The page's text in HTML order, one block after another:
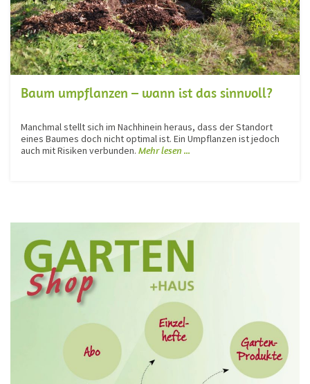
Baum umpflanzen – wann ist das sinnvoll?
Manchmal stellt sich im Nachhinein heraus, dass der Standort
eines Baumes doch nicht optimal ist. Ein Umpflanzen ist jedoch
auch mit Risiken verbunden. Mehr lesen ...